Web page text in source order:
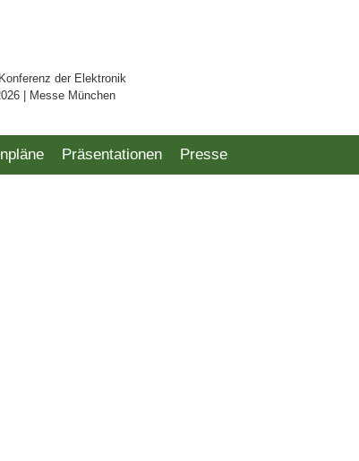
der Elektronik
| Messe München
Präsentationen Presse